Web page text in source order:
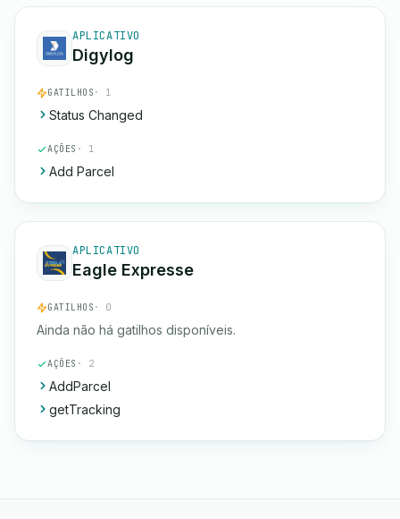
APLICATIVO
Digylog
GATILHOS · 1
Status Changed
AÇÕES · 1
Add Parcel
APLICATIVO
Eagle Expresse
GATILHOS · 0
Ainda não há gatilhos disponíveis.
AÇÕES · 2
AddParcel
getTracking